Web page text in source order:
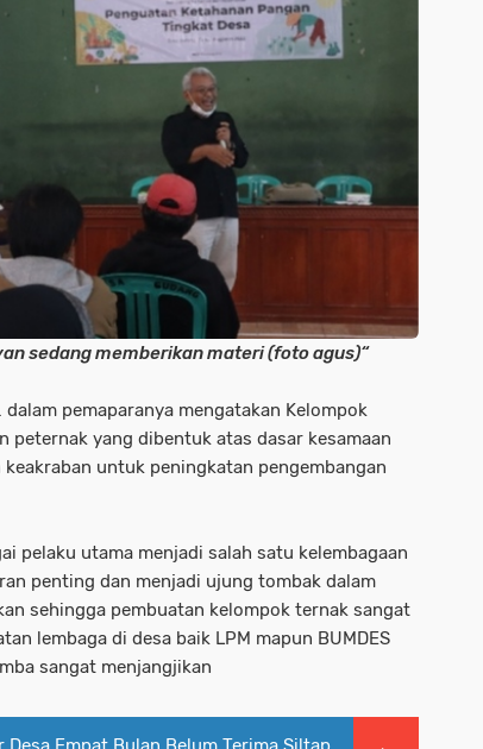
sedang memberikan materi (foto agus)“
dalam pemaparanya mengatakan Kelompok
peternak yang dibentuk atas dasar kesamaan
untuk peningkatan pengembangan
pelaku utama menjadi salah satu kelembagaan
penting dan menjadi ujung tombak dalam
sehingga pembuatan kelompok ternak sangat
lembaga di desa baik LPM mapun BUMDES
sangat menjangjikan